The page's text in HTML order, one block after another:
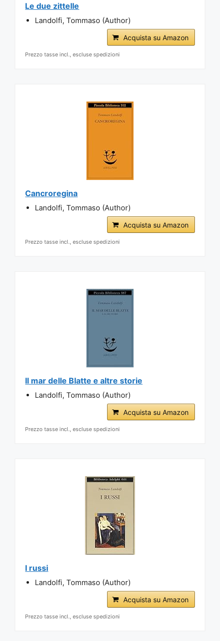
Le due zittelle
Landolfi, Tommaso (Author)
Acquista su Amazon
Prezzo tasse incl., escluse spedizioni
Cancroregina
Landolfi, Tommaso (Author)
Acquista su Amazon
Prezzo tasse incl., escluse spedizioni
Il mar delle Blatte e altre storie
Landolfi, Tommaso (Author)
Acquista su Amazon
Prezzo tasse incl., escluse spedizioni
I russi
Landolfi, Tommaso (Author)
Acquista su Amazon
Prezzo tasse incl., escluse spedizioni